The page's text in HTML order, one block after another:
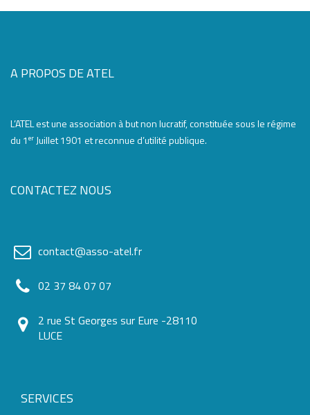
A PROPOS DE ATEL
L’ATEL est une association à but non lucratif, constituée sous le régime
du 1er Juillet 1901 et reconnue d’utilité publique.
CONTACTEZ NOUS
contact@asso-atel.fr
02 37 84 07 07
2 rue St Georges sur Eure -28110
LUCE
SERVICES